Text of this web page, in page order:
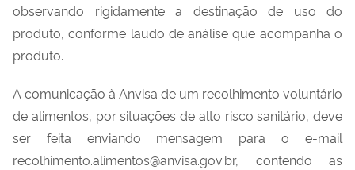
observando rigidamente a destinação de uso do
produto, conforme laudo de análise que acompanha o
produto.
A comunicação à Anvisa de um recolhimento voluntário
de alimentos, por situações de alto risco sanitário, deve
ser feita enviando mensagem para o e-mail
recolhimento.alimentos@anvisa.gov.br, contendo as